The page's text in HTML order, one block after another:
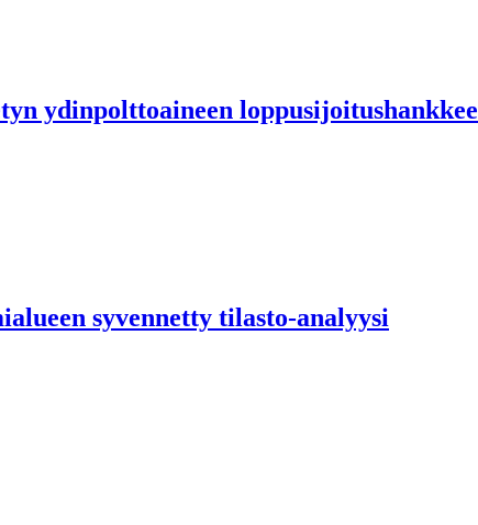
ydinpolttoaineen
syvennetty tilasto-analyysi